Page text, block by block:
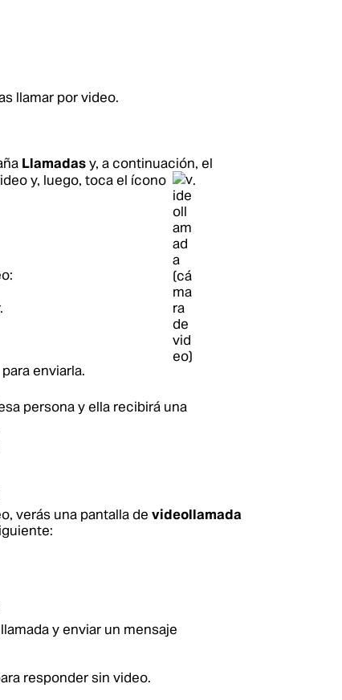
llamar por video.
Llamadasy, a continuación, el
y, luego, toca el ícono .
para enviarla.
persona y ella recibirá una
verás una pantalla de videollamada
y enviar un mensaje
responder sin video.